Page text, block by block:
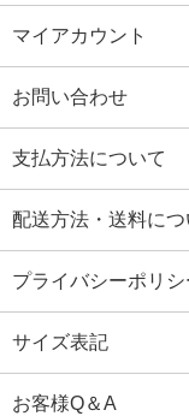
マイアカウント
お問い合わせ
支払方法について
配送方法・送料につ
プライバシーポリシ
サイズ表記
お客様Q＆A